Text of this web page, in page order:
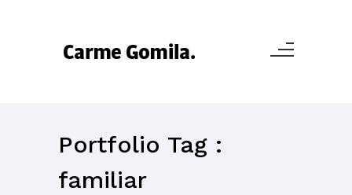
Portfolio Tag :
familiar